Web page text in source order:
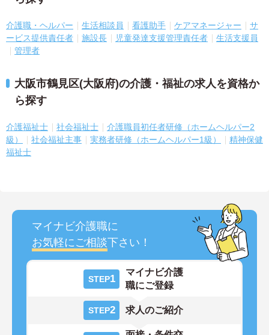
介護職・ヘルパー 生活相談員 看護助手 ケアマネージャー
サ
ービス提供責任者
施設長 児童発達支援管理責任者
生活支援員
管理者
大阪市鶴見区(大阪府)の介護・福祉の求人を資格か
ら探す
介護福祉士 社会福祉士
介護職員初任者研修（ホームヘルパー2
級）
社会福祉主事 実務者研修（ホームヘルパー1級）
精神保健
福祉士
マイナビ介護職に
お気軽にご相談下さい！
STEP1
マイナビ介護
職にご登録
STEP2 求人のご紹介